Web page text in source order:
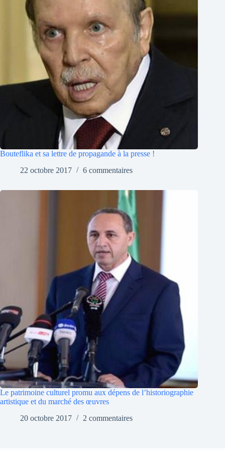
Bouteflika et sa lettre de propagande à la presse !
22 octobre 2017
6 commentaires
Le patrimoine culturel promu aux dépens de l’historiographie
artistique et du marché des œuvres
20 octobre 2017
2 commentaires